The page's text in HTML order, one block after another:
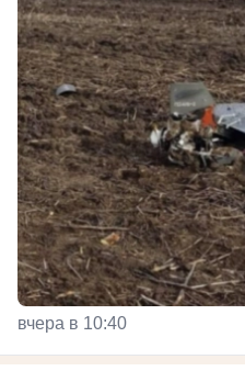
вчера в 10:40